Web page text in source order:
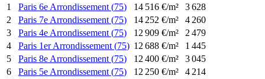
1
Paris 6e Arrondissement (75) 14 516 €/m²
3 628
2
Paris 7e Arrondissement (75) 14 252 €/m²
4 260
3
Paris 4e Arrondissement (75) 12 909 €/m²
2 479
4
Paris 1er Arrondissement (75) 12 688 €/m²
1 445
5
Paris 8e Arrondissement (75) 12 400 €/m²
3 045
6
Paris 5e Arrondissement (75) 12 250 €/m²
4 214